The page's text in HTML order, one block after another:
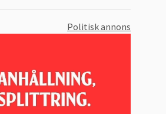
Politisk annons